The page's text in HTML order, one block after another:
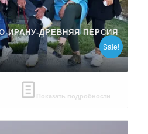
ИРАНУ-ДРЕВНЯЯ ПЕРСИЯ
160262 ₽.
Sale!
Показать подробности